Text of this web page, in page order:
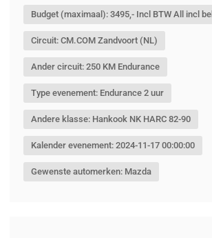
Budget (maximaal): 3495,- Incl BTW All incl
Circuit: CM.COM Zandvoort (NL)
Ander circuit: 250 KM Endurance
Type evenement: Endurance 2 uur
Andere klasse: Hankook NK HARC 82-90
Kalender evenement: 2024-11-17 00:00:00
Gewenste automerken: Mazda